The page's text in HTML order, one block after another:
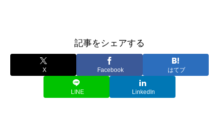
記事をシェアする
X Facebook はてブ
LINE LinkedIn